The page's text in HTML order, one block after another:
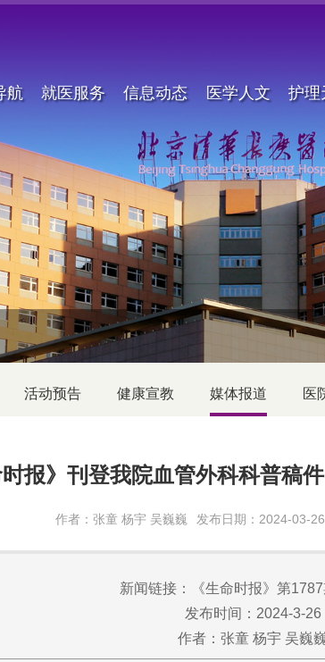
航 就医服务 信息动态 医学人文 护理
活动预告 健康宣教 媒体报道 医
时报》刊登我院血管外科科普稿
作者：张童 杨宇 吴巍巍 发布日期：2024-03-26
新闻链接：《生命时报》第
发布时间：2024-3-26
作者：张童 杨宇 吴巍巍